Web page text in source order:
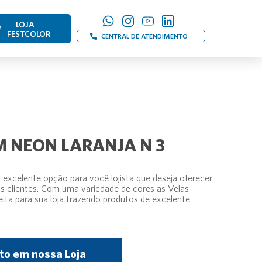
LOJA
FESTCOLOR
CENTRAL DE ATENDIMENTO
NEON LARANJA N 3
opção para você lojista que deseja oferecer
clientes. Com uma variedade de cores as Velas
para sua loja trazendo produtos de excelente
em nossa Loja